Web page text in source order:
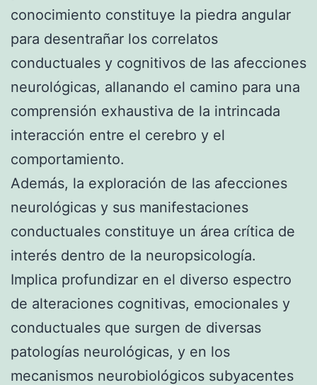
conocimiento constituye la piedra angular
para desentrañar los correlatos
conductuales y cognitivos de las afecciones
neurológicas, allanando el camino para una
comprensión exhaustiva de la intrincada
interacción entre el cerebro y el
comportamiento.
Además, la exploración de las afecciones
neurológicas y sus manifestaciones
conductuales constituye un área crítica de
interés dentro de la neuropsicología.
Implica profundizar en el diverso espectro
de alteraciones cognitivas, emocionales y
conductuales que surgen de diversas
patologías neurológicas, y en los
mecanismos neurobiológicos subyacentes